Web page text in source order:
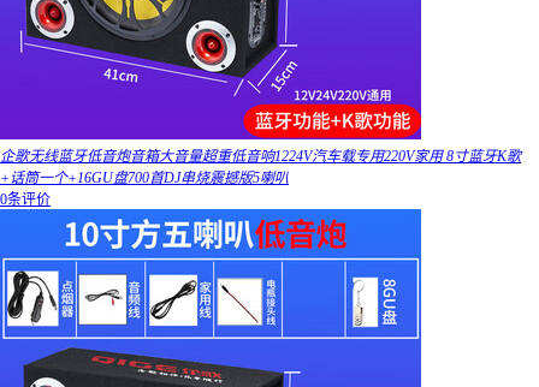
企歌无线蓝牙低音炮音箱大音量超重低音响1224V汽车载专用220V家用 8寸蓝牙K歌
+话筒一个+16GU盘700首DJ串烧震撼版5喇叭
0条评价